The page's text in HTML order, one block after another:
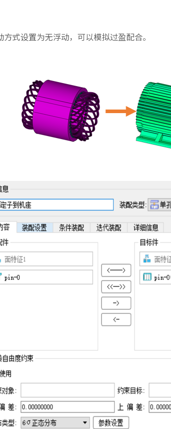
式设置为无浮动，可以模拟过盈配合。